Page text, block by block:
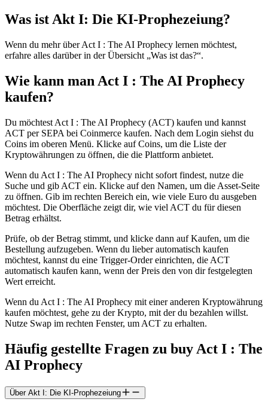
Was ist Akt I: Die KI-Prophezeiung?
Wenn du mehr über Act I : The AI Prophecy lernen möchtest,
erfahre alles darüber in der Übersicht „Was ist das?“.
Wie kann man Act I : The AI Prophecy
kaufen?
Du möchtest Act I : The AI Prophecy (ACT) kaufen und kannst
ACT per SEPA bei Coinmerce kaufen. Nach dem Login siehst du
Coins im oberen Menü. Klicke auf Coins, um die Liste der
Kryptowährungen zu öffnen, die die Plattform anbietet.
Wenn du Act I : The AI Prophecy nicht sofort findest, nutze die
Suche und gib ACT ein. Klicke auf den Namen, um die Asset-Seite
zu öffnen. Gib im rechten Bereich ein, wie viele Euro du ausgeben
möchtest. Die Oberfläche zeigt dir, wie viel ACT du für diesen
Betrag erhältst.
Prüfe, ob der Betrag stimmt, und klicke dann auf Kaufen, um die
Bestellung aufzugeben. Wenn du lieber automatisch kaufen
möchtest, kannst du eine Trigger-Order einrichten, die ACT
automatisch kaufen kann, wenn der Preis den von dir festgelegten
Wert erreicht.
Wenn du Act I : The AI Prophecy mit einer anderen Kryptowährung
kaufen möchtest, gehe zu der Krypto, mit der du bezahlen willst.
Nutze Swap im rechten Fenster, um ACT zu erhalten.
Häufig gestellte Fragen zu buy Act I : The
AI Prophecy
Über Akt I: Die KI-Prophezeiung